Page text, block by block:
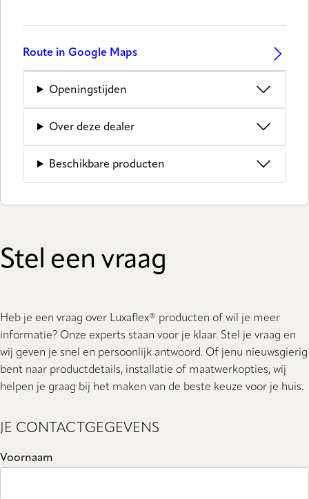
Route in Google Maps
Openingstijden
Over deze dealer
Beschikbare producten
Stel een vraag
Heb je een vraag over Luxaflex® producten of wil je meer
informatie? Onze experts staan ​​voor je klaar. Stel je vraag en
wij geven je snel en persoonlijk antwoord. Of jenu nieuwsgierig
bent naar productdetails, installatie of maatwerkopties, wij
helpen je graag bij het maken van de beste keuze voor je huis.
JE CONTACTGEGEVENS
Voornaam